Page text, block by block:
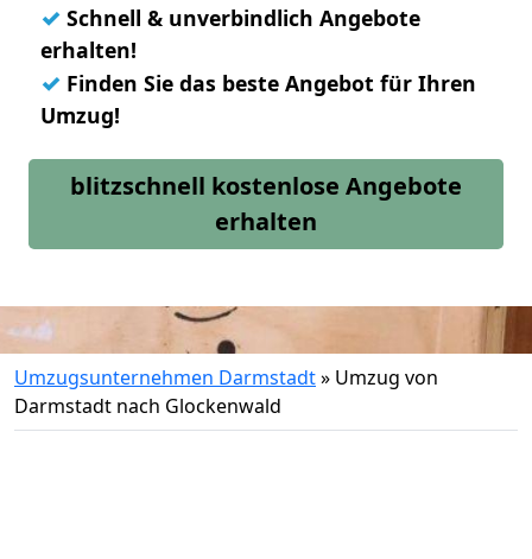
✓ Schnell & unverbindlich Angebote
erhalten!
✓ Finden Sie das beste Angebot für Ihren
Umzug!
blitzschnell kostenlose Angebote
erhalten
Umzugsunternehmen Darmstadt» Umzug von
Darmstadt nach Glockenwald